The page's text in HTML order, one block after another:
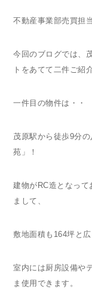
不動産事業部売買担
今回のブログでは、
トをあてて二件ご紹
一件目の物件は・・
茂原駅から徒歩9分の
苑」！
建物が RC造となって
まして、
敷地面積も 164坪と
室内には厨房設備や
ま使用できます。